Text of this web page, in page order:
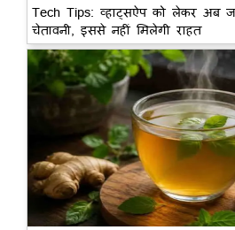
Tech Tips: व्हाट्सऐप को लेकर अब
चेतावनी, इससे नहीं मिलेगी राहत